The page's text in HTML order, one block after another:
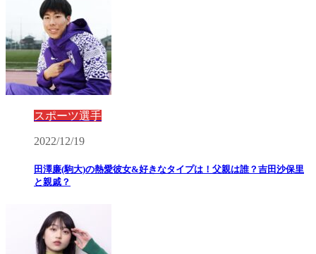
スポーツ選手
2022/12/19
田澤廉(駒大)の熱愛彼女&好きなタイプは！父親は誰？吉田沙保里
と親戚？